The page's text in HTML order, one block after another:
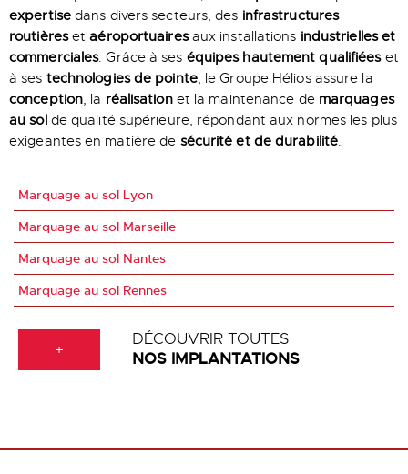
expertisedans divers secteurs, des infrastructures
routièresetaéroportuairesaux installations industrielles et
commerciales. Grâce à ses équipes hautement qualifiéeset
à ses technologies de pointe, le Groupe Hélios assure la
conception, la réalisationet la maintenance de marquages
au solde qualité supérieure, répondant aux normes les plus
exigeantes en matière de sécurité et de durabilité.
Marquage au sol Lyon
Marquage au sol Marseille
Marquage au sol Nantes
Marquage au sol Rennes
+
DÉCOUVRIR TOUTES
NOS IMPLANTATIONS